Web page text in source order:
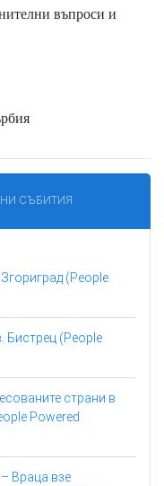
въпроси и
СЪБИТИЯ
(People
Бистрец (People
страни в
Powered
Враца взе